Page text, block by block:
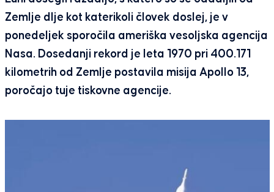
Zemlje dlje kot katerikoli človek doslej, je v
ponedeljek sporočila ameriška vesoljska agencija
Nasa. Dosedanji rekord je leta 1970 pri 400.171
kilometrih od Zemlje postavila misija Apollo 13,
poročajo tuje tiskovne agencije.